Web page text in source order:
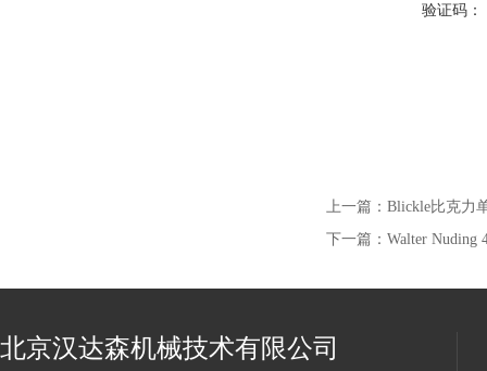
验证码：
上一篇： Blickle比克力
下一篇： Walter Nuding
北京汉达森机械技术有限公司